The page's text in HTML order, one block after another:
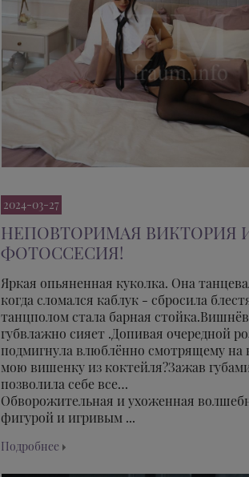
2024-03-27
НЕПОВТОРИМАЯ ВИКТОРИЯ
ФОТОССЕСИЯ!
Яркая опьяненная куколка. Она
когда сломался каблук - сбросила
танцполом стала барная
губвлажно сияет .Допивая очередной
подмигнула влюблённо смотрящему на
мою вишенку из коктейля?Зажав
позволила себе все…
Обворожительная и ухоженная
фигурой и игривым ...
Подробнее